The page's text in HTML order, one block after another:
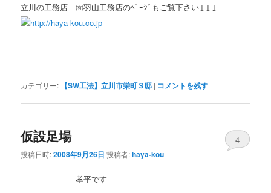
立川の工務店 ㈲羽山工務店のﾍﾟｰｼﾞもご覧下さい↓↓↓
http://haya-kou.co.jp
カテゴリー: 【SW工法】立川市栄町Ｓ邸 | コメントを残す
仮設足場
投稿日時:2008年9月26日 投稿者:haya-kou
4
孝平です